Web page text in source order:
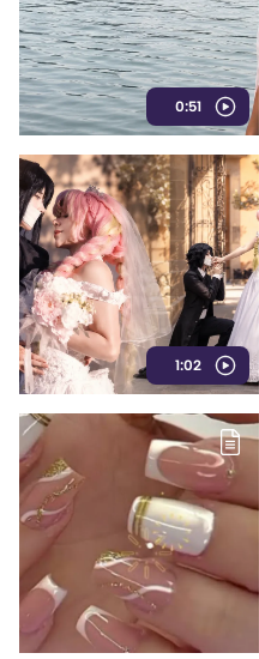
0:51
1:02